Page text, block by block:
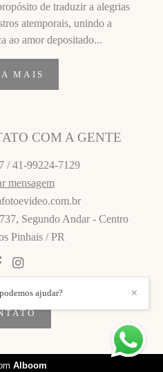
de traduzir a alegrias
atemporais, unindo a
ao amor depositado...
MAIS
COM A GENTE
/ 41-99224-7129
mensagem
Segundo Andar - Centro
Pinhais / PR
✕
ajudar?
Alboom